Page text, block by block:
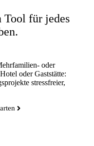
Tool für jedes
oder
oder Gaststätte:
stressfreier,